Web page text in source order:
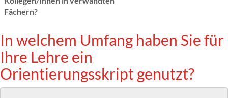
Fächern?
In welchem Umfang haben Sie für
Ihre Lehre ein
Orientierungsskript genutzt?